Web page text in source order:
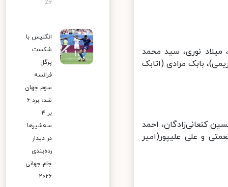
نوری، سید محمد
بابک مرادی (اتابک
کنعانی‌زادگان، احمد
و علی علیپور(امیر
29
انگلیس با
شکست
پرگل
فرانسه
سوم جهان
شد؛ برد ۶
بر ۴
سه‌شیرها
در دیدار
رده‌بندی
جام جهانی
۲۰۲۶